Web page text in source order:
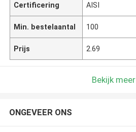
Certificering AISI
Min. bestelaantal 100
Prijs 2.69
Bekijk meer
ONGEVEER ONS